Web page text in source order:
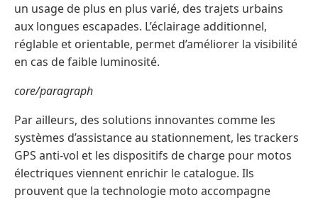
un usage de plus en plus varié, des trajets urbains
aux longues escapades. L’éclairage additionnel,
réglable et orientable, permet d’améliorer la visibilité
en cas de faible luminosité.
core/paragraph
Par ailleurs, des solutions innovantes comme les
systèmes d’assistance au stationnement, les trackers
GPS anti-vol et les dispositifs de charge pour motos
électriques viennent enrichir le catalogue. Ils
prouvent que la technologie moto accompagne